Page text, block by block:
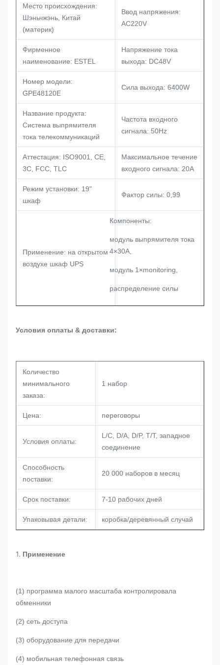
Место происхождения:
Шэньчжэнь, Китай
(материк)
Ввод напряжения:
AC220V
Фирменное
наименование: ESTEL
Напряжение тока
выхода: DC48V
Номер модели:
GPE48120E
Сила выхода: 6400W
Название продукта:
Система выпрямителя
тока телекоммуникаций
Частота входного
сигнала: 50Hz
Аттестация: ISO9001, CE,
3C, FCC, TLC
Максимальное течение
входного сигнала: 20A
Режим установки: 19"
шкаф
Фактор силы: 0,99
Применение: на открытом
воздухе шкаф UPS
Компоненты:
модуль выпрямителя тока
4×30A,
модуль 1×monitoring,
распределение силы
Условия оплаты & доставки:
Количество
минимального
заказа:
1 набор
Цена: переговоры
Условия оплаты:
L/C, D/A, D/P, T/T, западное
соединение
Способность
поставки:
20 000 наборов в месяц
Срок поставки: 7-10 рабочих дней
Упаковывая детали: коробка/деревянный случай
1. Применение
(1) программа малого масштаба контролировала
обменники
(2) сеть доступа
(3) оборудование для передачи
(4) мобильная телефонная связь